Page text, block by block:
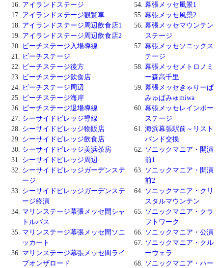
アイランドステージ
アイランドステージ観覧車
アイランドステージ周辺飲食店1
アイランドステージ周辺飲食店2
ビーチステージ入場導線
ビーチステージ
ビーチステージ後方
ビーチステージ飲食店
ビーチステージ周辺
ビーチステージ海岸
ビーチステージ退場導線
シーサイドビレッジ導線
シーサイドビレッジ物販店
シーサイドビレッジ飲食店
シーサイドビレッジ美浜茶房
シーサイドビレッジ周辺
シーサイドビレッジガーデンステ
ージ
シーサイドビレッジガーデンステ
ージ終演
マリンステージ幕張メッセ間シャ
トルバス
マリンステージ幕張メッセ間ソニ
ッカート
マリンステージ幕張メッセ間ライ
ブオンザロード
幕張メッセ風景1
幕張メッセ風景2
幕張メッセマウンテン
ステージ
幕張メッセソニックス
テージ
幕張メッセメトロノミ
ー森高千里
幕張メッセきゃりーぱ
みゅぱみゅmiwa
幕張メッセレインボー
ステージ
海浜幕張駅前～リスト
バンド交換
ソニックマニア・開演
前1
ソニックマニア・開演
前2
ソニックマニア・クリ
スタルマウンテン
ソニックマニア・クラ
フトワーク
ソニックマニア・公演
ソニックマニア・クル
ーウェラ
ソニックマニア・ハー